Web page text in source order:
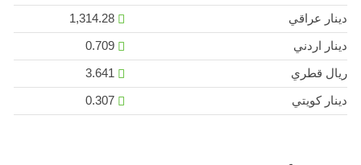
دينار عراقي
1,314.28
دينار اردني
0.709
ريال قطري
دينار كويتي
0.307